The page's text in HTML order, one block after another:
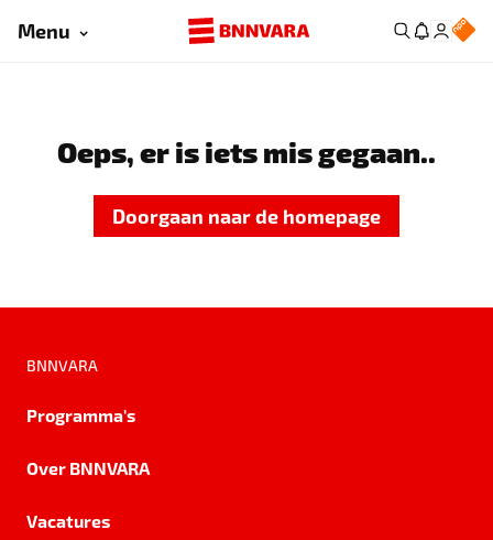
Menu
Oeps, er is iets mis gegaan..
Doorgaan naar de homepage
BNNVARA
Programma's
Over BNNVARA
Vacatures